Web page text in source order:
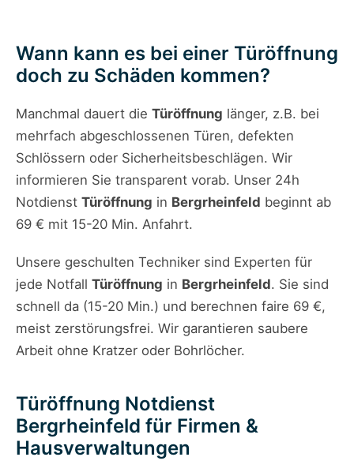
Wann kann es bei einer Türöffnung
doch zu Schäden kommen?
Manchmal dauert die Türöffnung länger, z.B. bei
mehrfach abgeschlossenen Türen, defekten
Schlössern oder Sicherheitsbeschlägen. Wir
informieren Sie transparent vorab. Unser 24h
Notdienst Türöffnung in Bergrheinfeld beginnt ab
69 € mit 15-20 Min. Anfahrt.
Unsere geschulten Techniker sind Experten für
jede Notfall Türöffnung in Bergrheinfeld. Sie sind
schnell da (15-20 Min.) und berechnen faire 69 €,
meist zerstörungsfrei. Wir garantieren saubere
Arbeit ohne Kratzer oder Bohrlöcher.
Türöffnung Notdienst
Bergrheinfeld für Firmen &
Hausverwaltungen